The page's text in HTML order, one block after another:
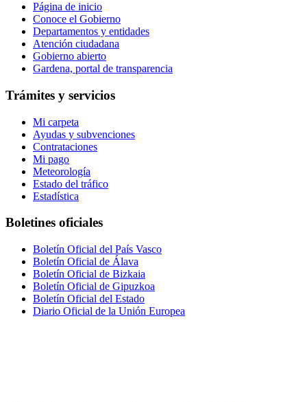
Página de inicio
Conoce el Gobierno
Departamentos y entidades
Atención ciudadana
Gobierno abierto
Gardena, portal de transparencia
Trámites y servicios
Mi carpeta
Ayudas y subvenciones
Contrataciones
Mi pago
Meteorología
Estado del tráfico
Estadística
Boletines oficiales
Boletín Oficial del País Vasco
Boletín Oficial de Álava
Boletín Oficial de Bizkaia
Boletín Oficial de Gipuzkoa
Boletín Oficial del Estado
Diario Oficial de la Unión Europea